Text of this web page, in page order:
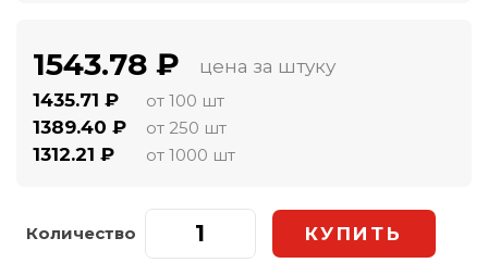
1543.78 ₽
цена за штуку
1435.71 ₽
от 100 шт
1389.40 ₽ от 250 шт
1312.21 ₽ от 1000 шт
Количество